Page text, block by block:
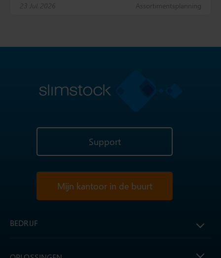
23 Jul 2026 Assortimentsplanning
Support
Mijn kantoor in de buurt
BEDRIJF